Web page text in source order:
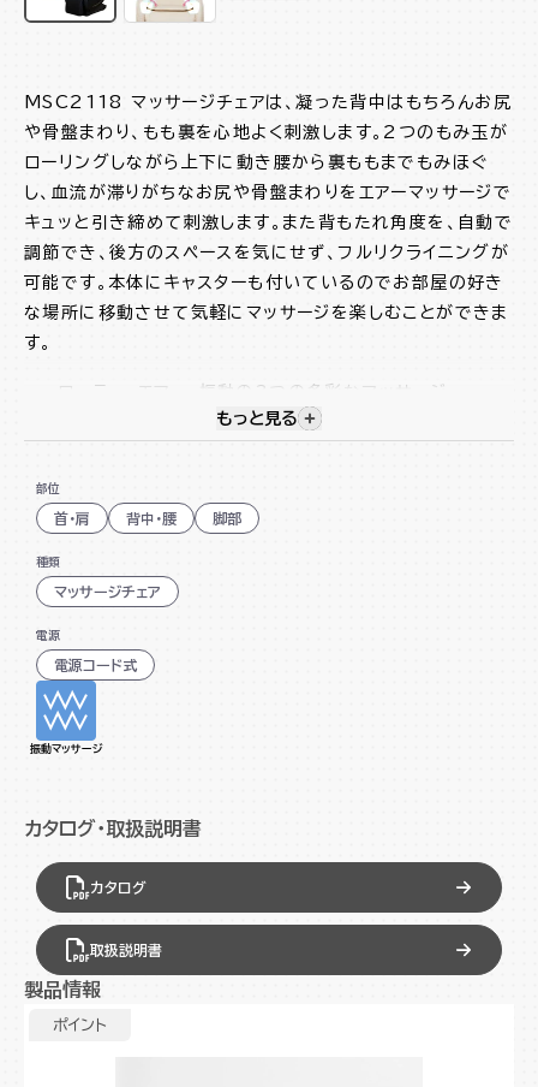
MSC2118 マッサージチェアは、凝った背中はもちろんお尻
や骨盤まわり、もも裏を心地よく刺激します。2つのもみ玉が
ローリングしながら上下に動き腰から裏ももまでもみほぐ
し、血流が滞りがちなお尻や骨盤まわりをエアーマッサージで
キュッと引き締めて刺激します。また背もたれ角度を、自動で
調節でき、後方のスペースを気にせず、フルリクライニングが
可能です。本体にキャスターも付いているのでお部屋の好き
な場所に移動させて気軽にマッサージを楽しむことができま
す。
ローラー、エアー、振動の3つの多彩なマッサージ
リモコン&リモコンポケット搭載
アイボリーとブラックの2色展開
視覚的に非表示のコンテンツを
もっと見る
部位
首・肩 背中・腰 脚部
種類
マッサージチェア
電源
電源コード式
振動マッサージ
カタログ・取扱説明書
カタログ
取扱説明書
製品情報
ポイント